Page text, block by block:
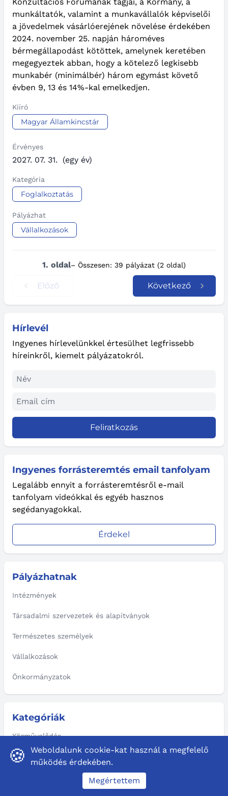
Hírlevél
Ingyenes hírlevelünkkel értesülhet legfrissebb
híreinkről, kiemelt pályázatokról.
Feliratkozás
Ingyenes forrásteremtés email tanfolyam
Legalább ennyit a forrásteremtésről e-mail
tanfolyam videókkal és egyéb hasznos
segédanyagokkal.
Érdekel
Pályázhatnak
Intézmények
Társadalmi szervezetek és alapítványok
Természetes személyek
Vállalkozások
Önkormányzatok
Kategóriák
Közművelődés
Művészet
munkáltatók, valamint a munkavállalók képviselői
a jövedelmek vásárlóerejének növelése érdekében
2024. november 25. napján hároméves
bérmegállapodást kötöttek, amelynek keretében
megegyeztek abban, hogy a kötelező legkisebb
munkabér (minimálbér) három egymást követő
évben 9, 13 és 14%-kal emelkedjen.
Kiíró
Magyar Államkincstár
Érvényes
2027. 07. 31. (egy év)
Kategória
Foglalkoztatás
Pályázhat
Vállalkozások
1. oldal– Összesen: 39 pályázat (2 oldal)
Előző Következő
🍪
Weboldalunk cookie-kat használ a megfelelő
működés érdekében.
Megértettem